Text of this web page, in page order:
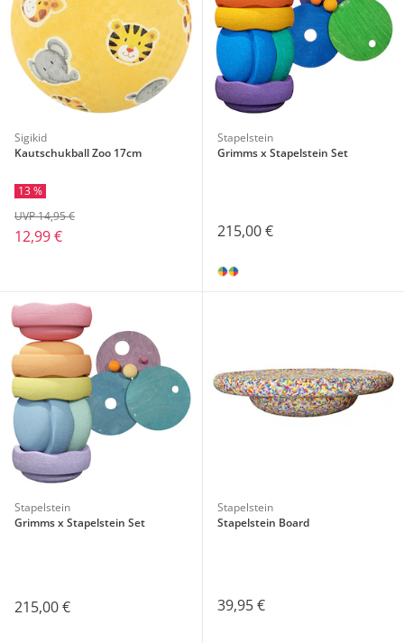
Sigikid
Kautschukball Zoo 17cm
13 %
12,99 €
UVP 14,95 €
Stapelstein
Grimms x Stapelstein Set
215,00 €
Stapelstein
Grimms x Stapelstein Set
215,00 €
Stapelstein
Stapelstein Board
39,95 €